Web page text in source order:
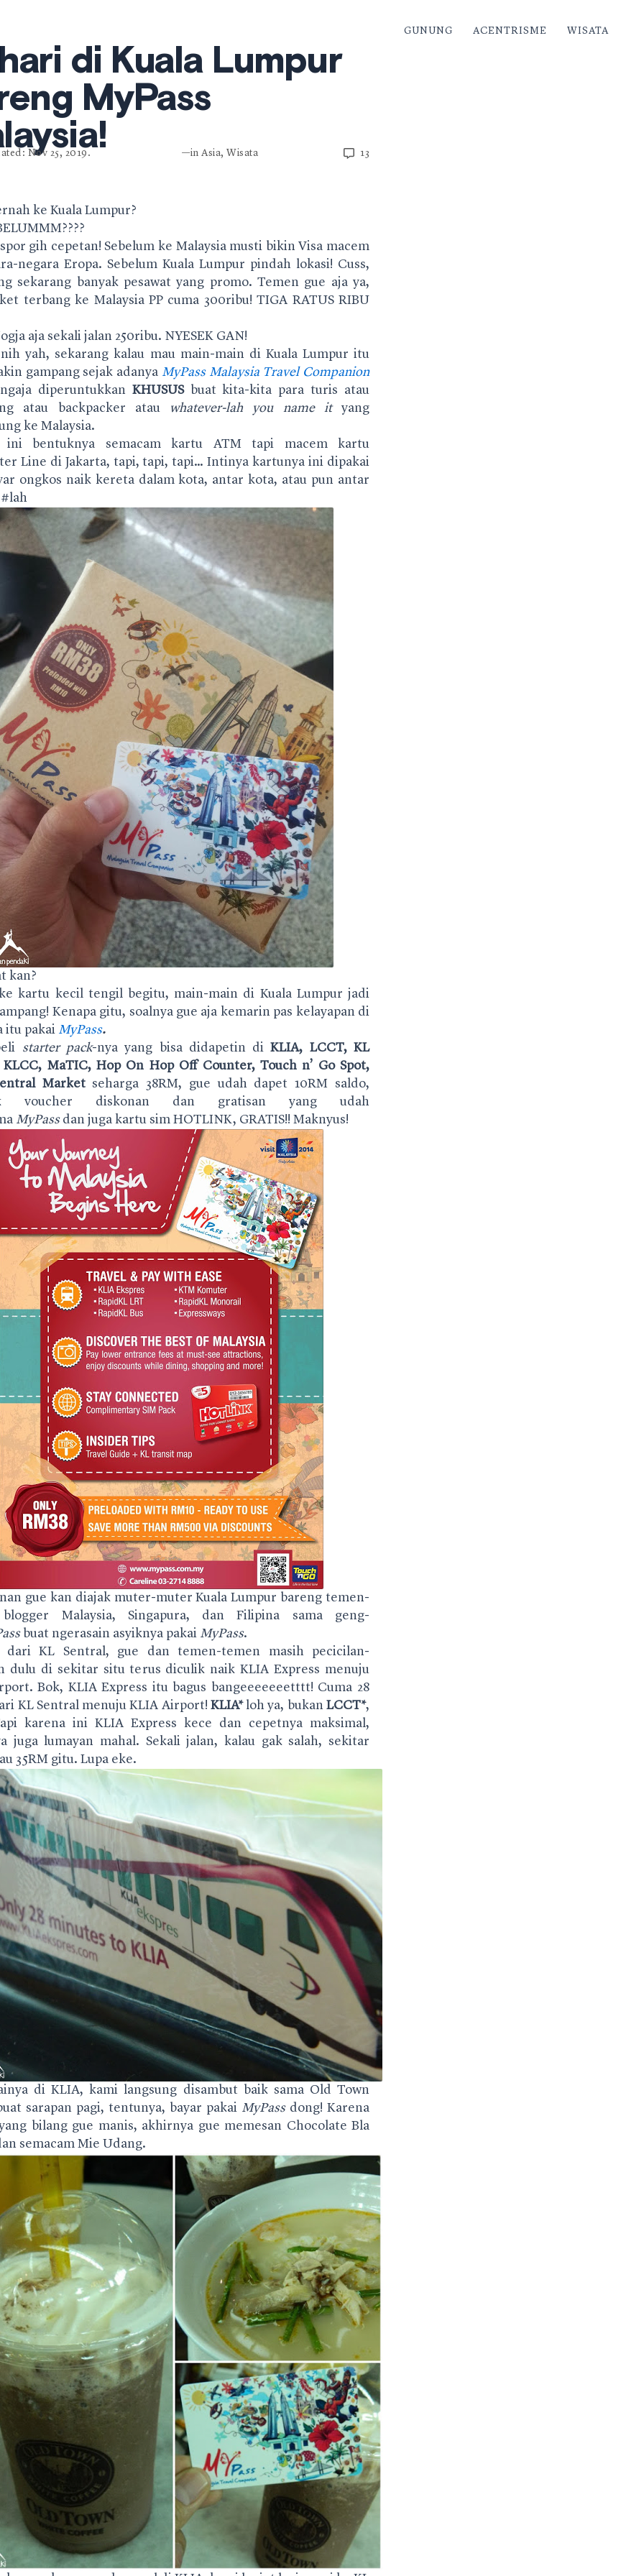
GUNUNG ACENTRISME WISATA
di Kuala Lumpur
MyPass
Nov 25, 2019. —in Asia, Wisata 13
ke Kuala Lumpur?
gih cepetan! Sebelum ke Malaysia musti bikin Visa macem
negara Eropa. Sebelum Kuala Lumpur pindah lokasi! Cuss,
sekarang banyak pesawat yang promo. Temen gue aja ya,
terbang ke Malaysia PP cuma 300ribu! TIGA RATUS RIBU
aja sekali jalan 250ribu. NYESEK GAN!
yah, sekarang kalau mau main-main di Kuala Lumpur itu
gampang sejak adanya MyPass Malaysia Travel Companion
diperuntukkan KHUSUSbuat kita-kita para turis atau
atau backpacker atau
whatever-lah you name ityang
ke Malaysia.
bentuknya semacam kartu ATM tapi macem kartu
Line di Jakarta, tapi, tapi, tapi… Intinya kartunya ini dipakai
ongkos naik kereta dalam kota, antar kota, atau pun antar
kan?
kartu kecil tengil begitu, main-main di Kuala Lumpur jadi
Kenapa gitu, soalnya gue aja kemarin pas kelayapan di
itu pakai MyPass.
starter pack-nya yang bisa didapetin diKLIA, LCCT, KL
KLCC, MaTIC, Hop On Hop Off Counter, Touch n’ Go Spot,
Marketseharga 38RM, gue udah dapet 10RM saldo,
voucher diskonan dan gratisan yang udah
MyPass dan juga kartu sim HOTLINK, GRATIS!! Maknyus!
gue kan diajak muter-muter Kuala Lumpur bareng temen-
Malaysia, Singapura, dan Filipina sama geng-
buat ngerasain asyiknya pakai MyPass.
dari KL Sentral, gue dan temen-temen masih pecicilan-
dulu di sekitar situ terus diculik naik KLIA Express menuju
Bok, KLIA Express itu bagus bangeeeeeeetttt! Cuma 28
KL Sentral menuju KLIA Airport! KLIA*loh ya, bukanLCCT*,
karena ini KLIA Express kece dan cepetnya maksimal,
juga lumayan mahal. Sekali jalan, kalau gak salah, sekitar
35RM gitu. Lupa eke.
di KLIA, kami langsung disambut baik sama Old Town
sarapan pagi, tentunya, bayar pakai MyPass dong! Karena
bilang gue manis, akhirnya gue memesan Chocolate Bla
semacam Mie Udang.